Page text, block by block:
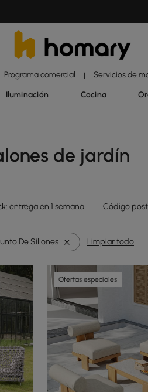
Programa comercial | Servicios de
Iluminación Cocina
de jardín
entrega en 1 semana Código
De Sillones Limpiar todo
Ofertas especiales